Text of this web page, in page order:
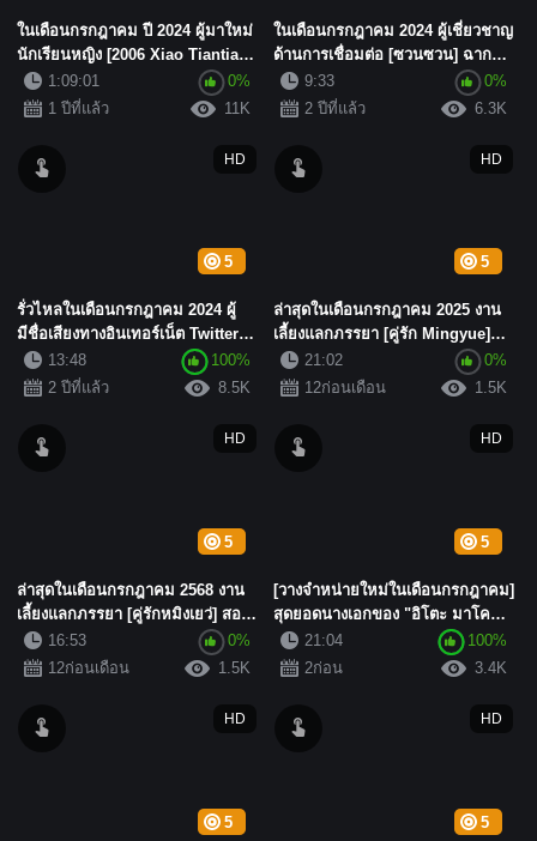
ในเดือนกรกฎาคม ปี 2024 ผู้มาใหม่
นักเรียนหญิง [2006 Xiao Tiantian,
2006 Tiantian] ...
1:09:01
0%
1 ปีที่แล้ว
11K
ในเดือนกรกฎาคม 2024 ผู้เชี่ยวชาญ
ด้านการเชื่อมต่อ [ซวนซวน] ฉาก
ล่าสุด 3P กับแอร์โฮสเ...
9:33
0%
2 ปีที่แล้ว
6.3K
5
HD
รั่วไหลในเดือนกรกฎาคม 2024 ผู้
มีชื่อเสียงทางอินเทอร์เน็ต Twitter
Liaoning [Zou Ji ...
13:48
100%
2 ปีที่แล้ว
8.5K
5
HD
ล่าสุดในเดือนกรกฎาคม 2025 งาน
เลี้ยงแลกภรรยา [คู่รัก Mingyue]
สองคู่รักบวกกับผู้ชาย...
21:02
0%
12ก่อนเดือน
1.5K
5
HD
ล่าสุดในเดือนกรกฎาคม 2568 งาน
เลี้ยงแลกภรรยา [คู่รักหมิงเยว่] สอง
สาวนอนบนเตียง ผิวเ...
16:53
0%
12ก่อนเดือน
1.5K
5
HD
[วางจำหน่ายใหม่ในเดือนกรกฎาคม]
สุดยอดนางเอกของ "อิโตะ มาโค
โตะ" อดีต &quo...
21:04
100%
2ก่อน
3.4K
5
HD
5
HD